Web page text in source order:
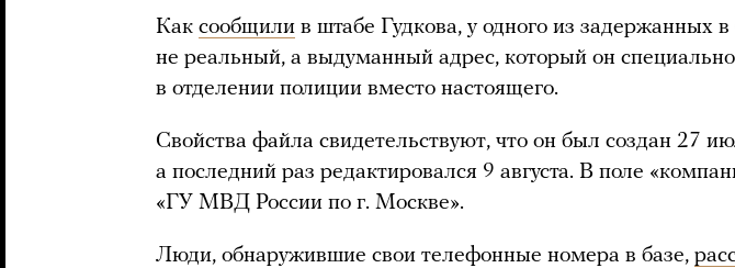
Как сообщили в штабе Гудкова, у одного из задержанных в
не реальный, а выдуманный адрес, который он
в отделении полиции вместо настоящего.
Свойства файла свидетельствуют, что он был создан 27
а последний раз редактировался 9 августа. В поле
«ГУ МВД России по г. Москве».
Люди, обнаружившие свои телефонные номера в базе,